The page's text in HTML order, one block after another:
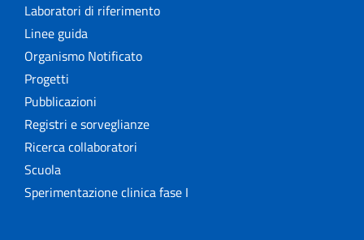
Laboratori di riferimento
Linee guida
Organismo Notificato
Progetti
Pubblicazioni
Registri e sorveglianze
Ricerca collaboratori
Scuola
Sperimentazione clinica fase I